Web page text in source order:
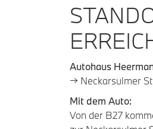
Autohaus
→ Neckarsulmer
Mit dem Auto:
Von der B27